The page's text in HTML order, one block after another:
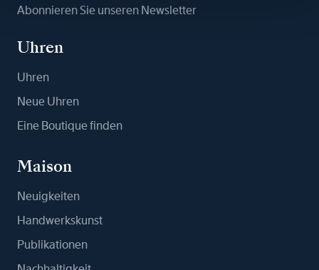
Abonnieren Sie unseren Newsletter
Uhren
Uhren
Neue Uhren
Eine Boutique finden
Maison
Neuigkeiten
Handwerkskunst
Publikationen